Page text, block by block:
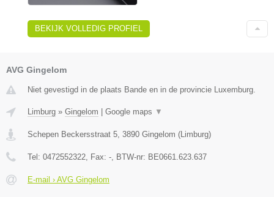
BEKIJK VOLLEDIG PROFIEL
AVG Gingelom
Niet gevestigd in de plaats Bande en in de provincie Luxemburg.
Limburg » Gingelom Google maps ▼
Schepen Beckersstraat 5, 3890 Gingelom (Limburg)
Tel: 0472552322, Fax: -, BTW-nr: BE0661.623.637
E-mail › AVG Gingelom